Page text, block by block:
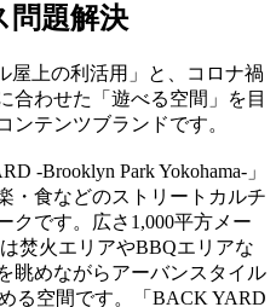
問題解決
屋上の利活用」と、コロナ禍
合わせた「遊べる空間」を目
ンテンツブランドです。
-Brooklyn Park Yokohama-」
・食などのストリートカルチ
クです。広さ1,000平方メー
焚火エリアやBBQエリアな
眺めながらアーバンスタイル
る空間です。「BACK YARD